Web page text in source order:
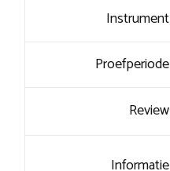
Instrument
Proefperiode
Review
Informatie